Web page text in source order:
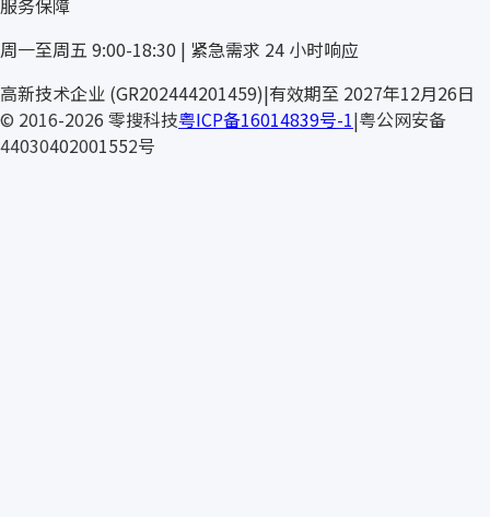
服务保障
周一至周五 9:00-18:30 | 紧急需求 24 小时响应
高新技术企业 (GR202444201459)|有效期至 2027年12月26日
© 2016-2026 零搜科技粤ICP备16014839号-1|粤公网安备
44030402001552号